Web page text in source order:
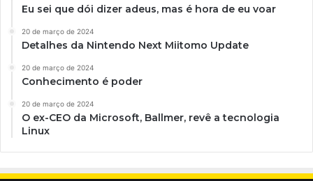
Eu sei que dói dizer adeus, mas é hora de eu voar
20 de março de 2024
Detalhes da Nintendo Next Miitomo Update
20 de março de 2024
Conhecimento é poder
20 de março de 2024
O ex-CEO da Microsoft, Ballmer, revê a tecnologia
Linux